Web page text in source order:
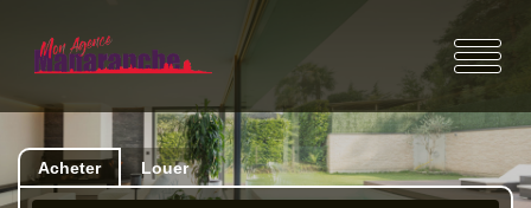
Acheter Louer